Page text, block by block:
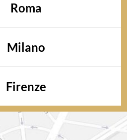
Roma
Milano
Firenze